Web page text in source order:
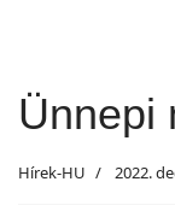
Ünnepi
Hírek-HU 2022.